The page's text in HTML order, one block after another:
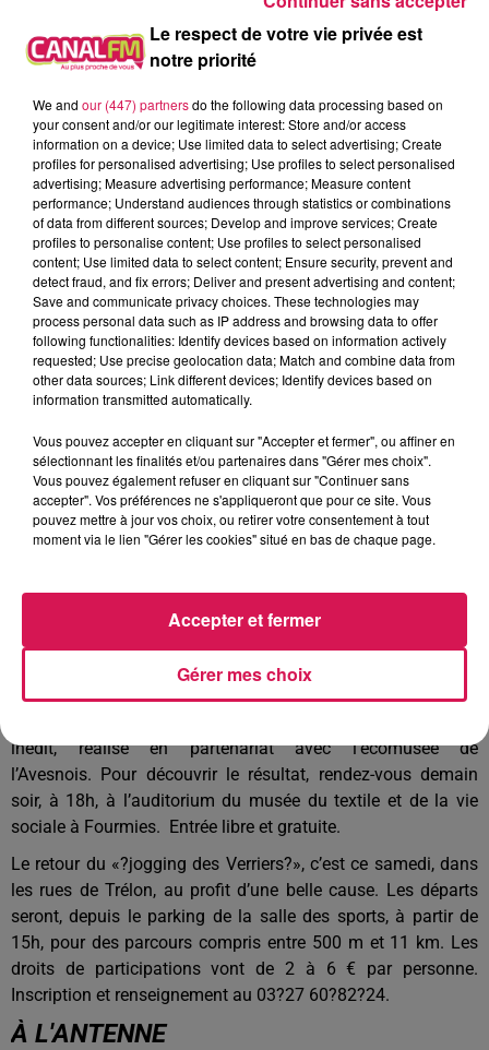
, ce samedi, dans les rues de Paris.
Pas d’augmentation cette année des impôts locaux pour les
habitants du sud-Avesnois?! C’est la principale information
du conseil communautaire qui s’est tenu hier soir au PIDE de
Fourmies. Les taux resteront donc au même niveau que l’an
dernier. Grace au million de recettes supplémentaires obtenu
l’an dernier, avec les augmentations des impôts locaux, la
situation financière de la communauté de communes s’est
nettement améliorée, d’autant que les dotations de l’état
devraient augmenter dans les prochaines années, suite aux
transferts de nouvelles compétences. Cet argent
supplémentaire permettra cette année d’équilibrer le budget
en fonctionnement et
surtout d’investir massivement en
faveur de nouveaux projets,
comme par
exemple l’aménagement d’une nouvelle zone d’activité d
le quartier de l’Espérance ou la création d’un village
d’artisans sur la ZAC de la Marlière, face au PIDE de
Fourmies.
Un appel à candidature pour intégrer le Conseil Citoyen de
Fourmies?! Ce lieu permet d’élaborer des projets pour
améliorer la cohésion des fourmisiens et le cadre de vie
Fourmies, avant le 10 avril.
Une projection d’archives cinématographiques dédiées à
l’histoire de Fourmies dans les années 1950. C’est
inédit, réalisé en partenariat avec l’écomusée de
l’Avesnois. Pour découvrir le résultat, rendez-vous demain
soir, à 18h, à l’auditorium du musée du textile et de la vie
sociale à Fourmies. Entrée libre et gratuite.
Le retour du «?jogging des Verriers?», c’est ce samedi, dans
les rues de Trélon, au profit d’une belle cause. Les départs
seront, depuis le parking de la salle des sports, à partir de
15h, pour des parcours compris entre 500 m et 11 km. Les
droits de participations vont de 2 à 6 € par personne.
Inscription et renseignement au 03?27 60?82?24.
À L'ANTENNE
Le respect de votre vie privée est
notre priorité
We and our (447) partnersdo the following data processing based on
your consent and/or our legitimate interest: Store and/or access
information on a device; Use limited data to select advertising; Create
profiles for personalised advertising; Use profiles to select personalised
advertising; Measure advertising performance; Measure content
performance; Understand audiences through statistics or combinations
of data from different sources; Develop and improve services; Create
profiles to personalise content; Use profiles to select personalised
content; Use limited data to select content; Ensure security, prevent and
detect fraud, and fix errors; Deliver and present advertising and content;
Save and communicate privacy choices. These technologies may
process personal data such as IP address and browsing data to offer
following functionalities: Identify devices based on information actively
requested; Use precise geolocation data; Match and combine data from
other data sources; Link different devices; Identify devices based on
information transmitted automatically.
Vous pouvez accepter en cliquant sur "Accepter et fermer", ou affiner en
sélectionnant les finalités et/ou partenaires dans "Gérer mes choix".
Vous pouvez également refuser en cliquant sur "Continuer sans
accepter". Vos préférences ne s'appliqueront que pour ce site. Vous
pouvez mettre à jour vos choix, ou retirer votre consentement à tout
moment via le lien "Gérer les cookies" situé en bas de chaque page.
Gérer mes choix
Accepter et fermer